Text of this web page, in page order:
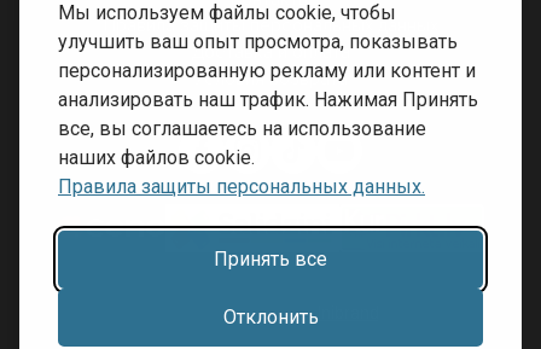
Мы используем файлы cookie, чтобы
улучшить ваш опыт просмотра, показывать
персонализированную рекламу или контент и
анализировать наш трафик. Нажимая Принять
все, вы соглашаетесь на использование
наших файлов cookie.
Правила защиты персональных данных.
Принять все
Отклонить
Правила защиты персональных данных
Доставка и оплата
Условия возврата
Разработка сайта:Inibrand